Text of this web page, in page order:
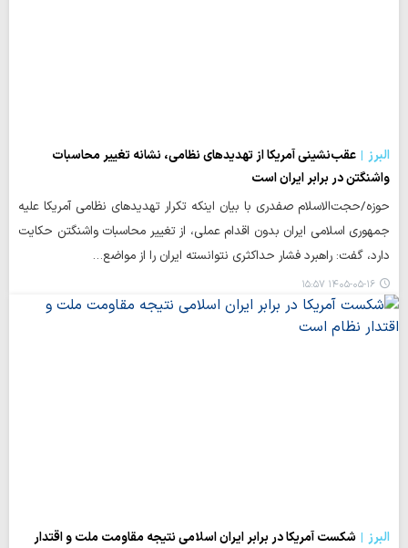
البرز
عقب‌نشینی آمریکا از تهدیدهای نظامی، نشانه تغییر محاسبات
واشنگتن در برابر ایران است
حوزه/حجت‌الاسلام صفدری با بیان اینکه تکرار تهدیدهای نظامی آمریکا علیه
جمهوری اسلامی ایران بدون اقدام عملی، از تغییر محاسبات واشنگتن حکایت
دارد، گفت: راهبرد فشار حداکثری نتوانسته ایران را از مواضع…
۱۴۰۵-۰۵-۱۶ ۱۵:۵۷
البرز
شکست آمریکا در برابر ایران اسلامی نتیجه مقاومت ملت و اقتدار